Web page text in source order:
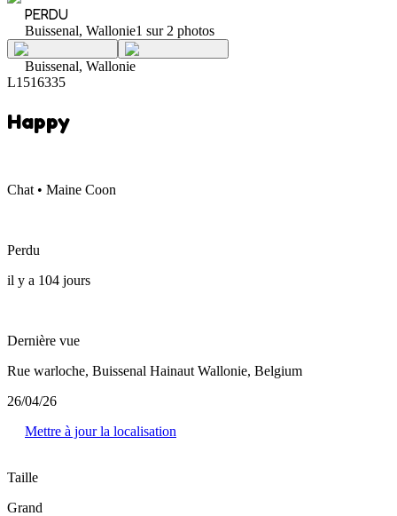
PERDU
Buissenal, Wallonie1 sur 2 photos
Buissenal, Wallonie
L1516335
Happy
Chat • Maine Coon
Perdu
il y a 104 jours
Dernière vue
Rue warloche, Buissenal Hainaut Wallonie, Belgium
26/04/26
Mettre à jour la localisation
Taille
Grand